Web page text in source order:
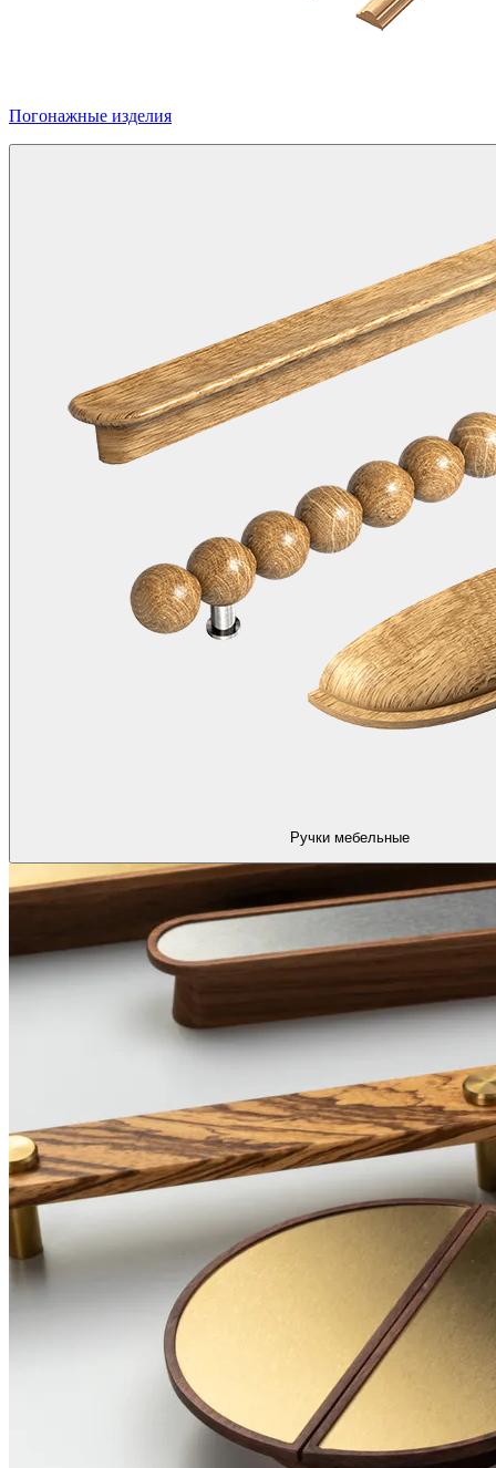
Погонажные изделия
Ручки мебельные